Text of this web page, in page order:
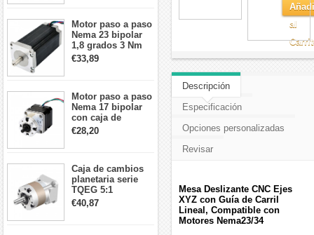
Motor paso a paso
Nema 23 bipolar
1,8 grados 3 Nm
4,2A 57x57x114mm
motor paso a paso
€33,89
Motor paso a paso
Nema 17 bipolar
con caja de
cambios planetaria
5:1 longitud 33mm
Robot CNC DIY
€28,20
Caja de cambios
planetaria serie
TQEG 5:1
contragolpe 15
arcmin para motor
€40,87
al
Descripción
Especificación
Opciones personalizadas
Revisar
Mesa Deslizante CNC Ejes
XYZ con Guía de Carril
Lineal, Compatible con
Motores Nema23/34